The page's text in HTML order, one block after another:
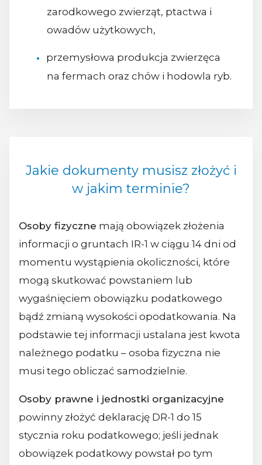
zarodkowego zwierząt, ptactwa i
owadów użytkowych,
przemysłowa produkcja zwierzęca
na fermach oraz chów i hodowla ryb.
Jakie dokumenty musisz złożyć i
w jakim terminie?
Osoby fizyczne mają obowiązek złożenia
informacji o gruntach IR-1 w ciągu 14 dni od
momentu wystąpienia okoliczności, które
mogą skutkować powstaniem lub
wygaśnięciem obowiązku podatkowego
bądź zmianą wysokości opodatkowania. Na
podstawie tej informacji ustalana jest kwota
należnego podatku – osoba fizyczna nie
musi tego obliczać samodzielnie.
Osoby prawne i jednostki organizacyjne
powinny złożyć deklarację DR-1 do 15
stycznia roku podatkowego; jeśli jednak
obowiązek podatkowy powstał po tym